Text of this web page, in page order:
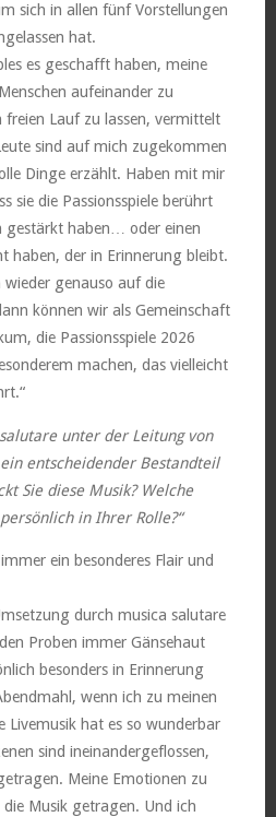
sich in allen fünf Vorstellungen
hat.
es geschafft haben, meine
aufeinander zu
Lauf zu lassen, vermittelt
sind auf mich zugekommen
Dinge erzählt. Haben mit mir
sie die Passionsspiele berührt
gestärkt haben… oder einen
haben, der in Erinnerung bleibt.
genauso auf die
können wir als Gemeinschaft
die Passionsspiele 2026
machen, das vielleicht
unter der Leitung von
entscheidender Bestandteil
Sie diese Musik? Welche
in Ihrer Rolle?“
ein besonderes Flair und
durch musica salutare
Proben immer Gänsehaut
besonders in Erinnerung
wenn ich zu meinen
Livemusik hat es so wunderbar
sind ineinandergeflossen,
Meine Emotionen zu
Musik getragen. Und ich